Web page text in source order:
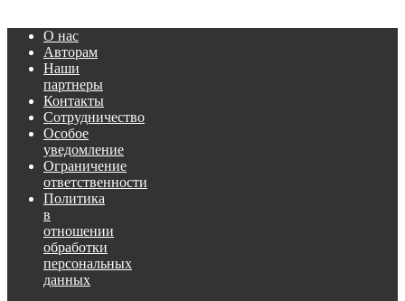
О нас
Авторам
Наши
партнеры
Контакты
Сотрудничество
Особое
уведомление
Ограничение
ответственности
Политика
в
отношении
обработки
персональных
данных